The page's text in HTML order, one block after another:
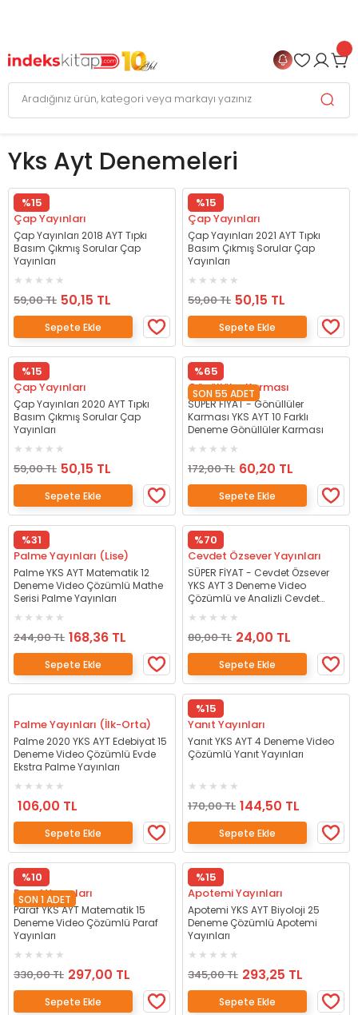
Yks Ayt Denemeleri
%15
Çap Yayınları
Çap Yayınları 2018 AYT Tıpkı
Basım Çıkmış Sorular Çap
Yayınları
59,00 TL 50,15 TL
Sepete Ekle
%15
Çap Yayınları
Çap Yayınları 2021 AYT Tıpkı
Basım Çıkmış Sorular Çap
Yayınları
59,00 TL 50,15 TL
Sepete Ekle
%15
Çap Yayınları
Çap Yayınları 2020 AYT Tıpkı
Basım Çıkmış Sorular Çap
Yayınları
59,00 TL 50,15 TL
Sepete Ekle
%65
SON 55 ADET
Gönüllüler Karması
SÜPER FİYAT - Gönüllüler
Karması YKS AYT 10 Farklı
Deneme Gönüllüler Karması
172,00 TL 60,20 TL
Sepete Ekle
%31
Palme Yayınları (Lise)
Palme YKS AYT Matematik 12
Deneme Video Çözümlü Mathe
Serisi Palme Yayınları
244,00 TL 168,36 TL
Sepete Ekle
%70
Cevdet Özsever Yayınları
SÜPER FİYAT - Cevdet Özsever
YKS AYT 3 Deneme Video
Çözümlü ve Analizli Cevdet
80,00 TL 24,00 TL
Sepete Ekle
Palme Yayınları (İlk-Orta)
Palme 2020 YKS AYT Edebiyat 15
Deneme Video Çözümlü Evde
Ekstra Palme Yayınları
106,00 TL
Sepete Ekle
%15
Yanıt Yayınları
Yanıt YKS AYT 4 Deneme Video
Çözümlü Yanıt Yayınları
170,00 TL 144,50 TL
Sepete Ekle
%10
SON 1 ADET
Paraf Yayınları
Paraf YKS AYT Matematik 15
Deneme Video Çözümlü Paraf
Yayınları
330,00 TL 297,00 TL
Sepete Ekle
%15
Apotemi Yayınları
Apotemi YKS AYT Biyoloji 25
Deneme Çözümlü Apotemi
Yayınları
345,00 TL 293,25 TL
Sepete Ekle